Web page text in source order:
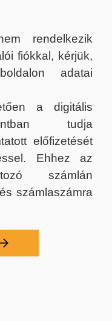
rendelkezik
fiókkal, kérjük,
adatai
a digitális
tudja
előfizetését
Ehhez az
számlán
számlaszámra